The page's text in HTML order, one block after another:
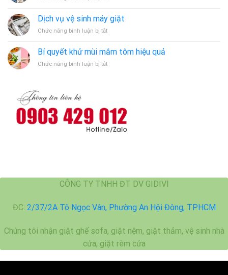
giặt
thảm
Bến
Dịch vụ vệ sinh máy giặt
Chức năng bình luận bị tắtở
vụ
vệ
sinh
Bí quyết khử mùi mắm tôm hiệu quả
Chức năng bình luận bị tắtở
mắm
hiệu
quả
CÔNG TY TNHH ĐT DV GIDIVI
ĐC: 2/37/2A Tô Ngọc Vân, Phường An Hội Đông, TPHCM
Chúng tôi nhận giặt ghế sofa, giặt nệm, giặt thảm, vệ sinh nhà
cửa, giặt rèm cửa